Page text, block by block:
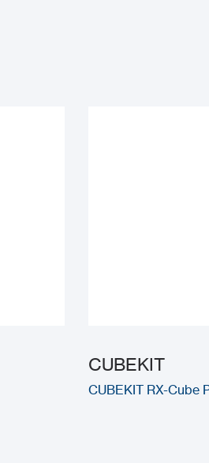
CUBEKIT
CUBEKIT RX-Cube